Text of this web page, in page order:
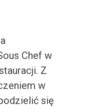
Chef w
Z
w
się